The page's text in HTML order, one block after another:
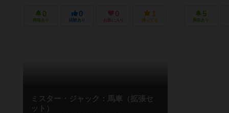
0
興味あり
0
経験あり
0
お気に入り
1
持ってる
5
興味あり
ミスター・ジャック：馬車（拡張セ
ット）